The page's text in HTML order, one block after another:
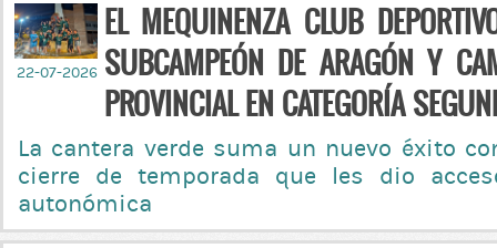
EL MEQUINENZA CLUB
SUBCAMPEÓN DE ARAGÓN Y
PROVINCIAL EN CATEGORÍA
22-07-2026
La cantera verde suma un nuevo éxito
cierre de temporada que les dio
autonómica